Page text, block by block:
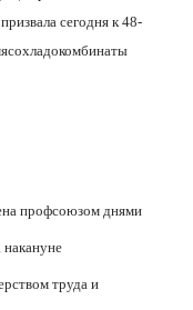
сегодня к 48-
профсоюзом днями
накануне
труда и